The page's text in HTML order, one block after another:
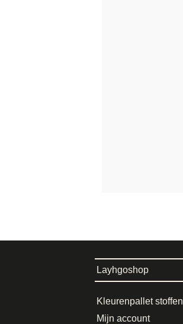
Layhgoshop
Kleurenpallet stoffen
Mijn account